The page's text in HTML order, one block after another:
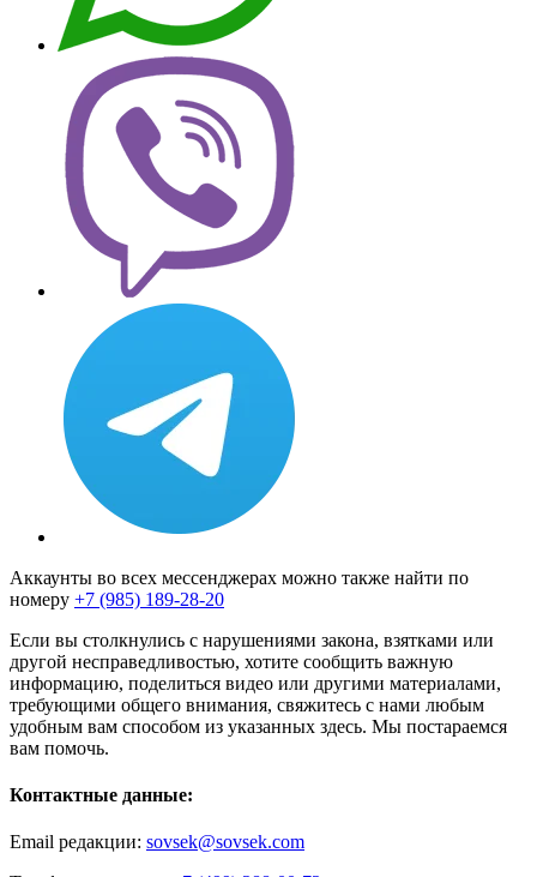
Аккаунты во всех мессенджерах можно также найти по
номеру +7 (985) 189-28-20
Если вы столкнулись с нарушениями закона, взятками или
другой несправедливостью, хотите сообщить важную
информацию, поделиться видео или другими материалами,
требующими общего внимания, свяжитесь с нами любым
удобным вам способом из указанных здесь. Мы постараемся
вам помочь.
Контактные данные:
Email редакции: sovsek@sovsek.com